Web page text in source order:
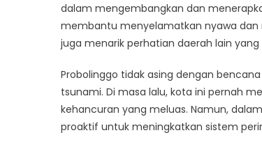
dalam mengembangkan dan
membantu menyelamatkan nyawa dan
juga menarik perhatian daerah lain
Probolinggo tidak asing dengan
tsunami. Di masa lalu, kota ini pernah
kehancuran yang meluas. Namun,
proaktif untuk meningkatkan sistem